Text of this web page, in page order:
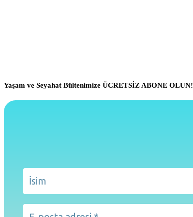
Yaşam ve Seyahat Bültenimize ÜCRETSİZ ABONE OLUN!